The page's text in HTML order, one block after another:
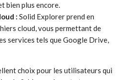
bien plus encore.
: Solid Explorer prend en
cloud, vous permettant de
services tels que Google Drive,
choix pour les utilisateurs qui